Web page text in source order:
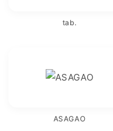
tab.
ASAGAO